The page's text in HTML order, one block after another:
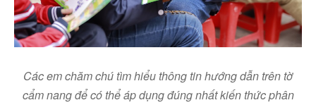
Các em chăm chú tìm hiểu thông tin hướng dẫn trên tờ
cẩm nang để có thể áp dụng đúng nhấtkiến thức phân